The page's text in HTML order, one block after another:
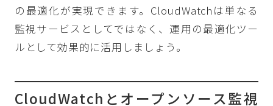
の最適化が実現できます。CloudWatchは単なる
監視サービスとしてではなく、運用の最適化ツー
ルとして効果的に活用しましょう。
CloudWatchとオープンソース監視